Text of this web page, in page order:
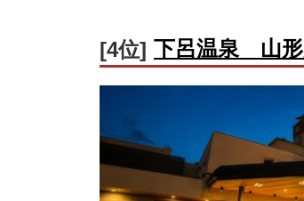
[4位] 下呂温泉 山